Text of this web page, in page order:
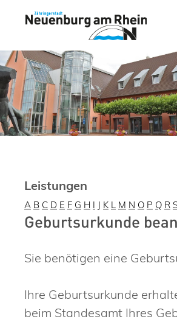
Leistungen
A B C D E F G H I J K L M N O P Q R
Geburtsurkunde
Sie benötigen eine
Ihre Geburtsurkunde
beim Standesamt Ihres